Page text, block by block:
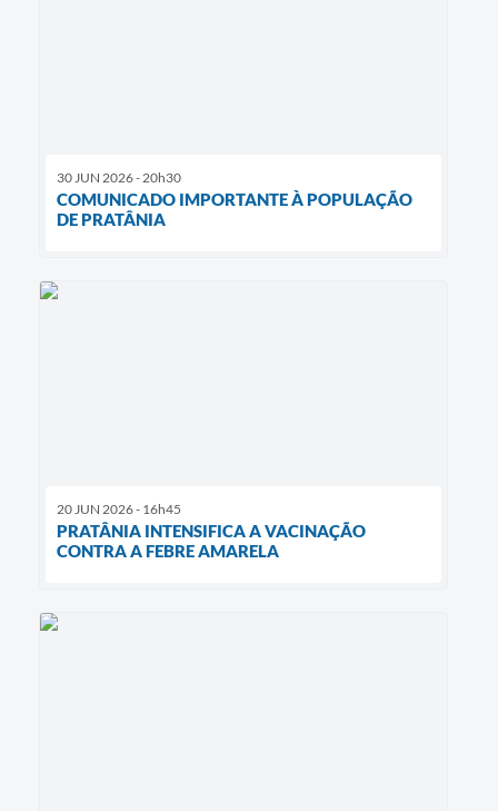
30 JUN 2026 - 20h30
COMUNICADO IMPORTANTE À POPULAÇÃO
DE PRATÂNIA
20 JUN 2026 - 16h45
PRATÂNIA INTENSIFICA A VACINAÇÃO
CONTRA A FEBRE AMARELA